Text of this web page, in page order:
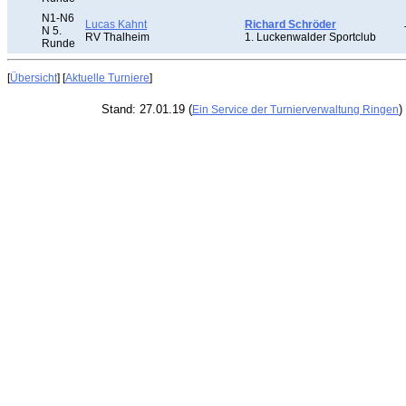
N1-N6
N 5.
Runde
Lucas Kahnt
RV Thalheim
Richard Schröder
1. Luckenwalder Sportclub
[Übersicht] [Aktuelle Turniere]
Stand: 27.01.19 (Ein Service der Turnierverwaltung Ringen)